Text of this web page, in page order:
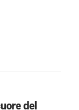
del